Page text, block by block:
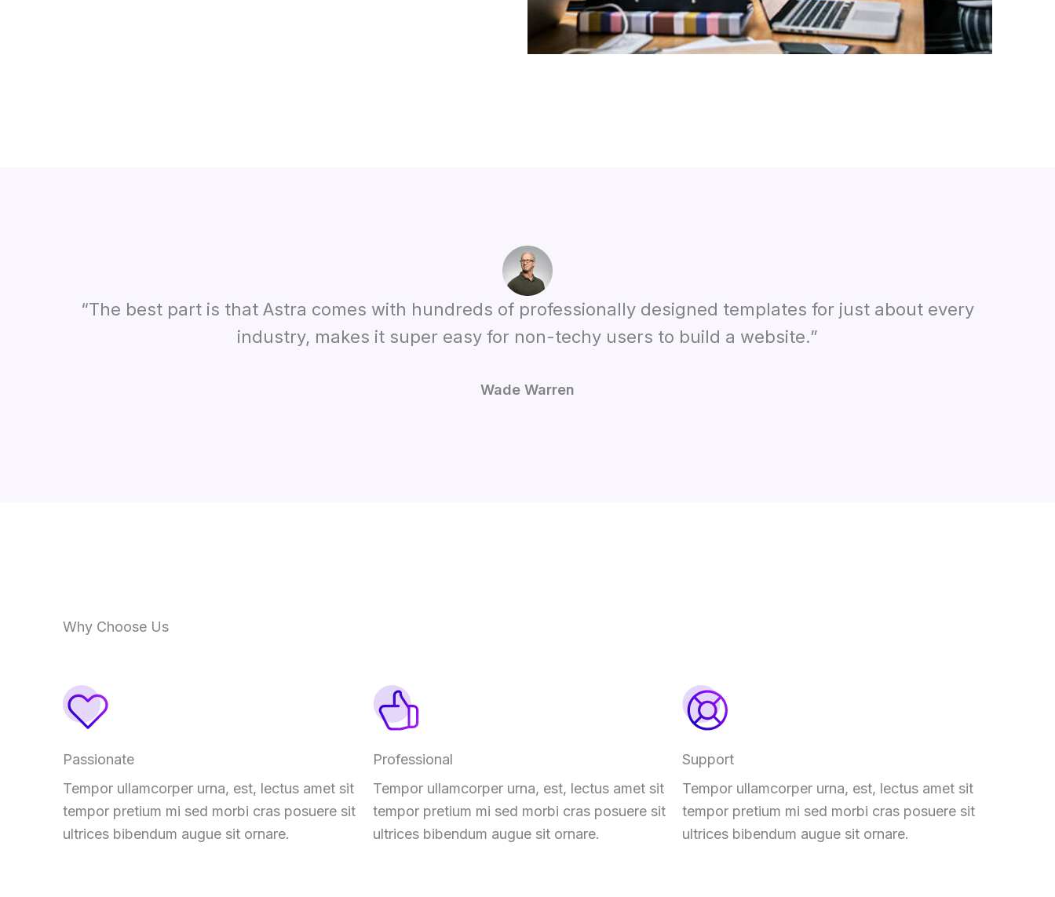
“The best part is that Astra comes with hundreds of professionally designed templates for just about every
industry, makes it super easy for non-techy users to build a website.”
Wade Warren
Why Choose Us
Passionate
Tempor ullamcorper urna, est, lectus amet sit
tempor pretium mi sed morbi cras posuere sit
ultrices bibendum augue sit ornare.
Professional
Tempor ullamcorper urna, est, lectus amet sit
tempor pretium mi sed morbi cras posuere sit
ultrices bibendum augue sit ornare.
Support
Tempor ullamcorper urna, est, lectus amet sit
tempor pretium mi sed morbi cras posuere sit
ultrices bibendum augue sit ornare.